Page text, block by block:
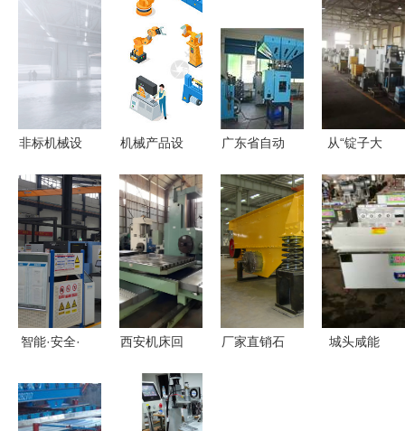
非标机械设
禧工业设计
公司如何定
义工业美学
与功能的融
合
机械产品设
备 从创新
到应用
广东省自动
类及注塑机
集中供料系
统批发——
恒荣机械设
备专家解析
从“锭子大
标杆 河南
二纺机如何
实现千家企
业工装下的
质造奇迹
智能·安全·
这家企业让
国际先进技
西安机床回
资产重获新
生，共建高
厂家直销石
城头咸能